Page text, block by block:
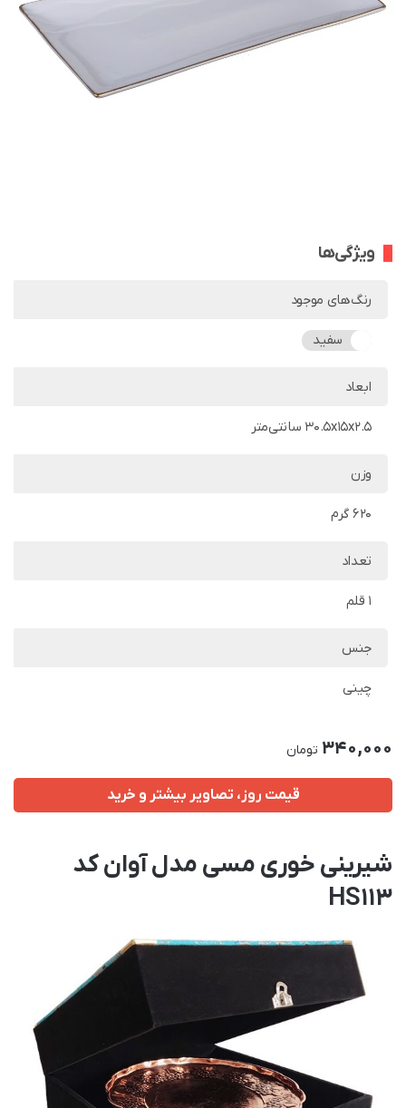
ویژگی‌ها
رنگ‌های موجود
سفید
ابعاد
30.5x15x2.5 سانتی‌متر
وزن
620 گرم
تعداد
1 قلم
جنس
چینی
340,000 تومان
قیمت روز، تصاویر بیشتر و خرید
شیرینی خوری مسی مدل آوان کد
HS113